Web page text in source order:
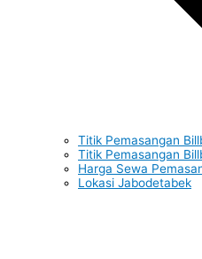
Titik Pemasangan
Titik Pemasangan
Harga Sewa
Lokasi Jabodetabek